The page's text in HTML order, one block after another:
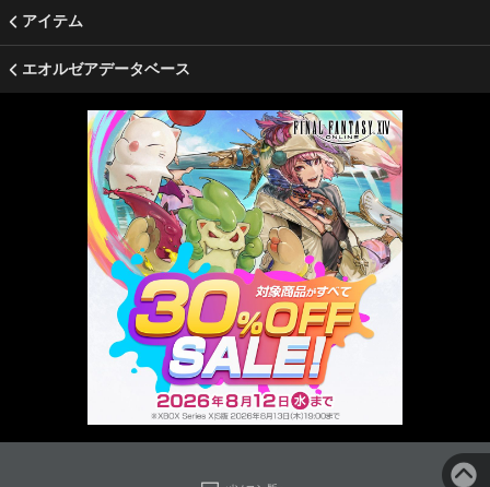
アイテム
エオルゼアデータベース